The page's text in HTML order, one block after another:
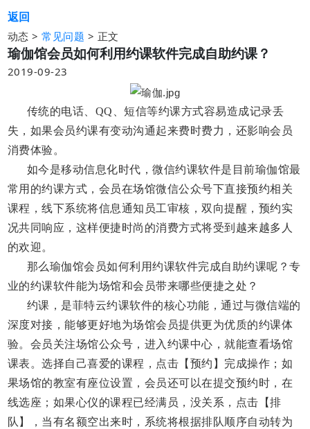
返回
动态 >常见问题 > 正文
瑜伽馆会员如何利用约课软件完成自助约课？
2019-09-23
传统的电话、QQ、短信等约课方式容易造成记录丢
失，如果会员约课有变动沟通起来费时费力，还影响会员
消费体验。
如今是移动信息化时代，微信约课软件是目前瑜伽馆最
常用的约课方式，会员在场馆微信公众号下直接预约相关
课程，线下系统将信息通知员工审核，双向提醒，预约实
况共同响应，这样便捷时尚的消费方式将受到越来越多人
的欢迎。
那么瑜伽馆会员如何利用约课软件完成自助约课呢？专
业的约课软件能为场馆和会员带来哪些便捷之处？
约课，是菲特云约课软件的核心功能，通过与微信端的
深度对接，能够更好地为场馆会员提供更为优质的约课体
验。会员关注场馆公众号，进入约课中心，就能查看场馆
课表。选择自己喜爱的课程，点击【预约】完成操作；如
果场馆的教室有座位设置，会员还可以在提交预约时，在
线选座；如果心仪的课程已经满员，没关系，点击【排
队】，当有名额空出来时，系统将根据排队顺序自动转为